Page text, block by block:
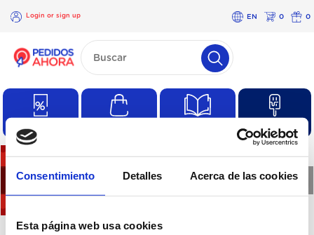
Consentimiento Detalles Acerca de las cookies
Esta página web usa cookies
Login or sign up EN 0 0
×
Login
sign
❮ ❯
There are no products in